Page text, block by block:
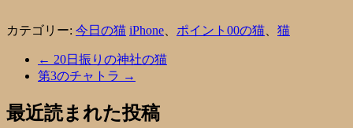
カテゴリー: 今日の猫 iPhone ポイント00の猫 猫
← 20日振りの神社の猫
第3のチャトラ →
最近読まれた投稿